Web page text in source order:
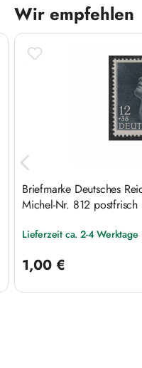
Wir empfehlen
Produktgalerie überspringen
Briefmarke Deutsches
Michel-Nr. 812 postfrisch
Lieferzeit ca. 2-4 Werktage
1,00 €